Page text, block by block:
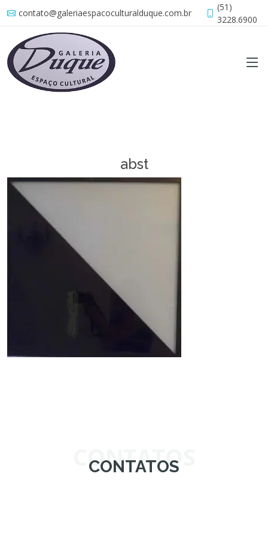
contato@galeriaespacoculturalduque.com.br
(51)
3228.6900
abst
CONTATOS
CONTATOS